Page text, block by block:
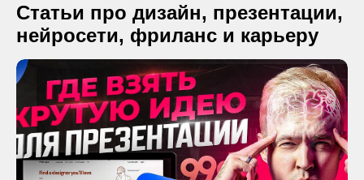
Статьи про дизайн, презентации,
нейросети, фриланс и карьеру
Белгородская
область, г.
Губкин,
ул. Чайковского
Все права
защищены, ©
2026